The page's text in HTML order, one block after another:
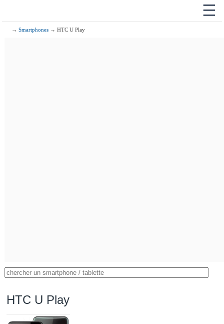
☰
→Smartphones → HTC U Play
HTC U Play